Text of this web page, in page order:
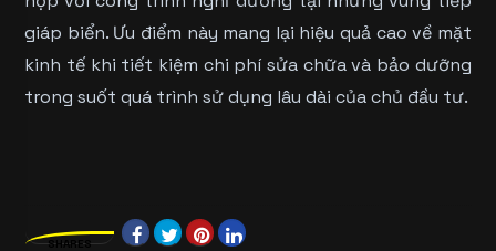
giáp biển. Ưu điểm này mang lại hiệu quả cao về mặt
kinh tế khi tiết kiệm chi phí sửa chữa và bảo dưỡng
trong suốt quá trình sử dụng lâu dài của chủ đầu tư.
SHARES